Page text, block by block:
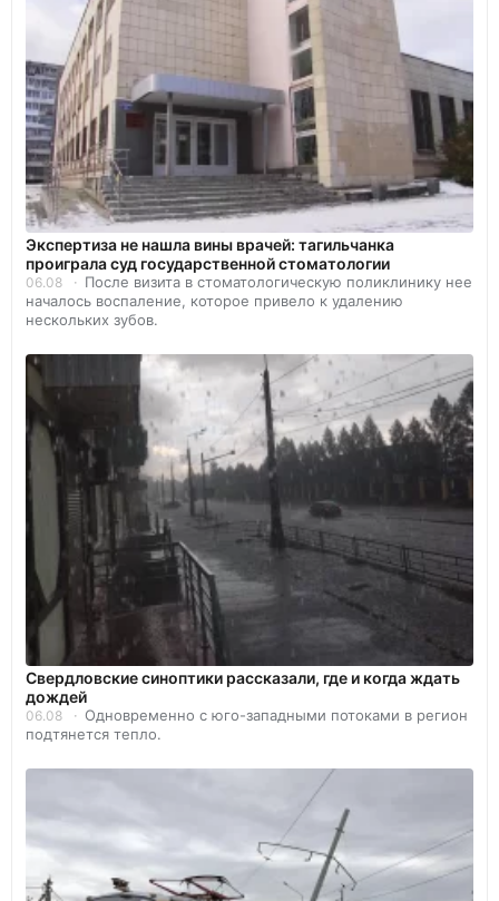
Экспертиза не нашла вины врачей: тагильчанка
проиграла суд государственной стоматологии
06.08
После визита в стоматологическую поликлинику нее
началось воспаление, которое привело к удалению
нескольких зубов.
Свердловские синоптики рассказали, где и когда ждать
дождей
06.08
Одновременно с юго-западными потоками в регион
подтянется тепло.